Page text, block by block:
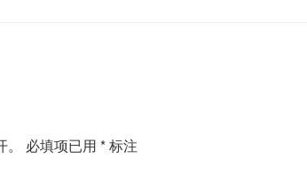
必填项已用 *标注